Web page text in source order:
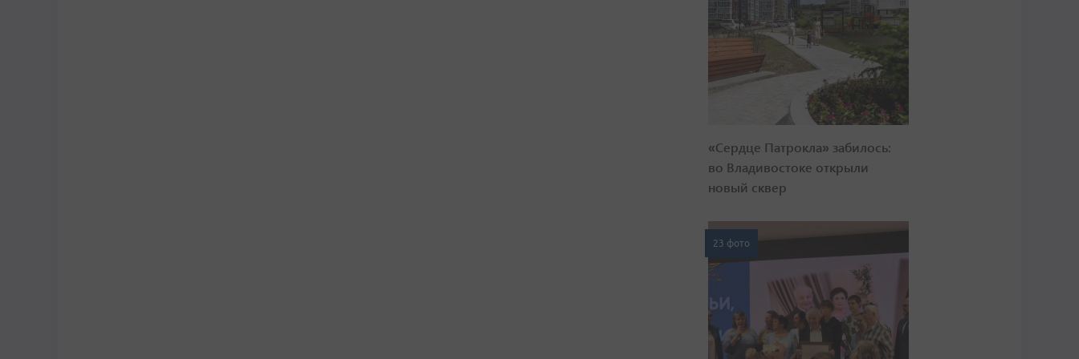
«Сердце Патрокла» забилось:
во Владивостоке открыли
новый сквер
23 фото